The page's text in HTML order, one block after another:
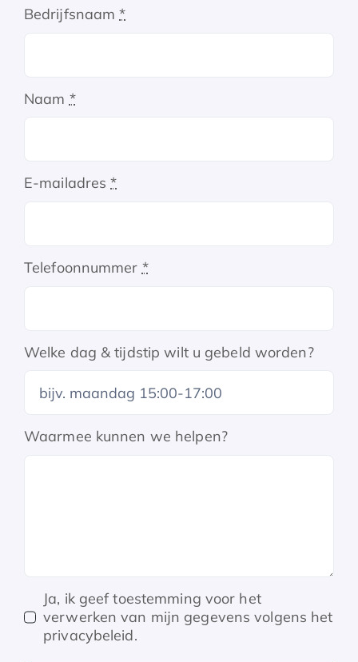
Bedrijfsnaam*
Naam *
E-mailadres*
Telefoonnummer *
Welke dag & tijdstip wilt u gebeld worden?
Waarmee kunnen we helpen?
Ja, ik geef toestemming voor het
verwerken van mijn gegevens volgens het
privacybeleid.